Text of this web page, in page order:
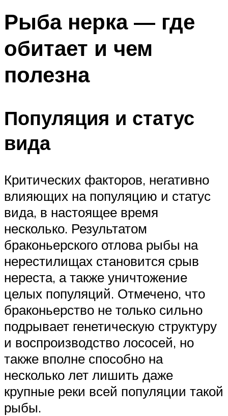
Рыба нерка — где
обитает и чем
полезна
Популяция и статус
вида
Критических факторов, негативно
влияющих на популяцию и статус
вида, в настоящее время
несколько. Результатом
браконьерского отлова рыбы на
нерестилищах становится срыв
нереста, а также уничтожение
целых популяций. Отмечено, что
браконьерство не только сильно
подрывает генетическую структуру
и воспроизводство лососей, но
также вполне способно на
несколько лет лишить даже
крупные реки всей популяции такой
рыбы.